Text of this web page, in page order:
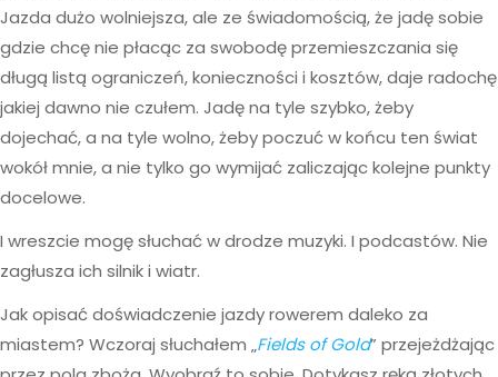
Jazda dużo wolniejsza, ale ze świadomością, że jadę sobie
gdzie chcę nie płacąc za swobodę przemieszczania się
długą listą ograniczeń, konieczności i kosztów, daje radochę
jakiej dawno nie czułem. Jadę na tyle szybko, żeby
dojechać, a na tyle wolno, żeby poczuć w końcu ten świat
wokół mnie, a nie tylko go wymijać zaliczając kolejne punkty
docelowe.
I wreszcie mogę słuchać w drodze muzyki. I podcastów. Nie
zagłusza ich silnik i wiatr.
Jak opisać doświadczenie jazdy rowerem daleko za
miastem? Wczoraj słuchałem „Fields of Gold” przejeżdżając